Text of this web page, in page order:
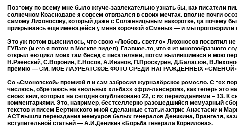
Поэтому по всему мне было жгуче-завлекательно узнать бы, как писатели
солнечном Краснодаре я совсем отвязался в своих мечтах, вполне почти
самому Лихоносову, который даже с Солженицыным накоротке, да почему
прикрываясь еще имеющейся у меня корочкой «Смены» — и мы проговорили
Это уж потом выяснилось, что свою «Любовь светло» Лихоносов посвятил
ГУЛаге (и его я потом в Москве видел). Главное-то, что я из
открыл ею цикл моих там бесед с писателями, потом вылившимися в мою
Н.Раевский, С.Воронин, Е.Носов, А.Иванов, П.Проскурин, Д.Балашов,
премию — СМ. МОЁ ЛАУРЕАТСКОЕ ФОТО СРЕДИ НАГРАЖДЁННЫХ «СМЕНОЙ». А
Со «Сменовской» премией я и сам забросил журналёрское ремесло. С тех
числюсь, обретаюсь на «вольных хлебах» «фри-лансером», как теперь это
своих книг, которых на сегодня опубликовано 22, с их переизданиями – 33.
комментариями. Это, например, бестселлерно разошедшийся мемуарный
текстов и писем Вертинского мной сделанные статьи актрис Анастасии и
АСТ вышли переиздания мемуаров белых генералов Деникина, Врангеля,
вступительной статьей — А.И.Деникин «Борьба генерала Корнилова».